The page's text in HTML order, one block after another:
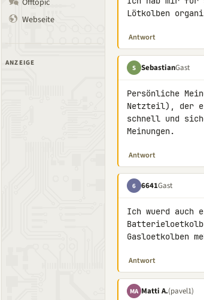
Offtopic
Webseite
ANZEIGE
Lötkolben
Antwort
S SebastianGast
Persönliche
Netzteil), der
schnell und
Meinungen.
Antwort
6 6641Gast
Ich wuerd auch
Gasloetkolben
Antwort
MA Matti A.(pavel1)